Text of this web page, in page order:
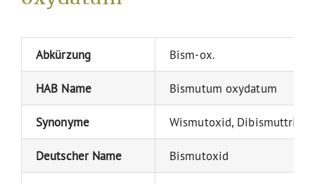
Abkürzung Bism-ox.
HAB Name Bismutum oxydatum
Synonyme Wismutoxid,
Deutscher Name Bismutoxid